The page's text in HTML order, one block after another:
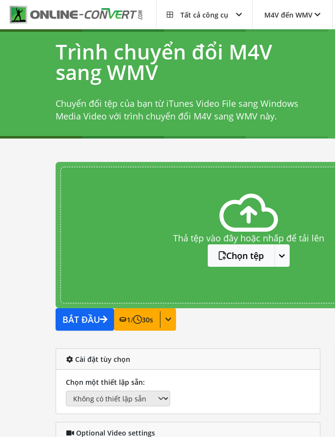
Tất cả công cụ M4V đến WMV
Trình chuyển đổi M4V
sang WMV
Chuyển đổi tệp của bạn từ iTunes Video File sang Windows
Media Video với trình chuyển đổi M4V sang WMVnày.
Thả tệp vào đây hoặc nhấp để tải lên
Chọn tệp
BẮT ĐẦU 1/ 30s
Cài đặt tùy chọn
Chọn một thiết lập sẵn:
Optional Video settings